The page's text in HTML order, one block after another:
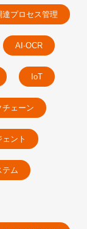
達プロセス管理
AI-OCR
IoT
チェーン
ント
テム